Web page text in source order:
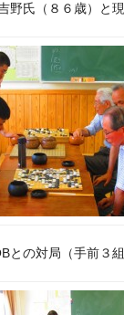
野氏（８６歳）と
との対局（手前３組